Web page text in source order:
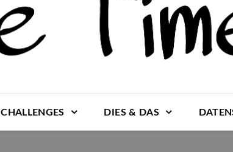
CHALLENGES DIES & DAS